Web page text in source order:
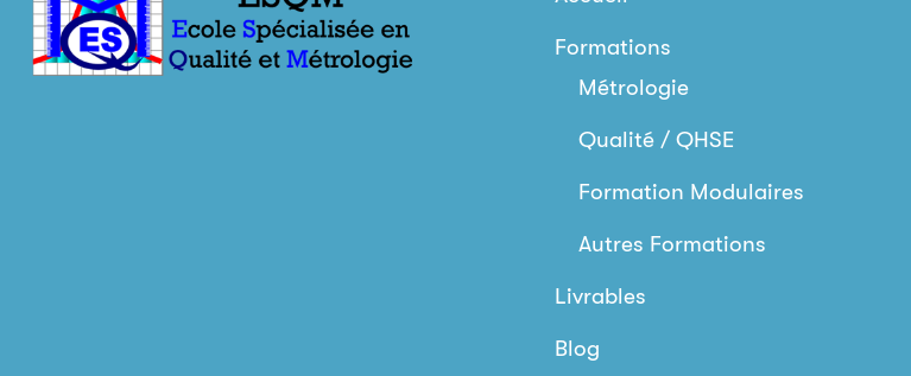
Formations
Métrologie
Qualité / QHSE
Formation Modulaires
Autres Formations
Livrables
Blog